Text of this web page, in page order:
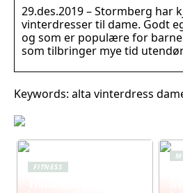
29.des.2019 – Stormberg har
vinterdresser til dame. Godt
og som er populære for
som tilbringer mye tid
Keywords: alta vinterdress
FITNESS